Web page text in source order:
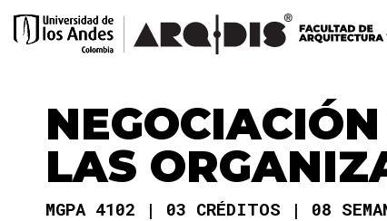
LAS
MGPA 4102 03 CRÉDITOS 08